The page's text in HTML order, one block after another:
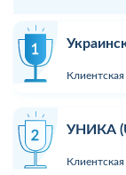
УНИКА